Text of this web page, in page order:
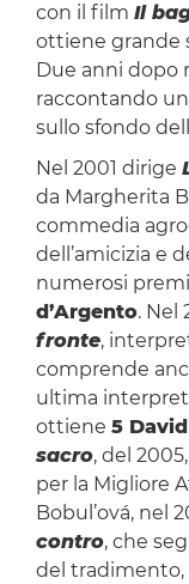
con il film Il
ottiene grande
Due anni dopo
raccontando
sullo sfondo
Nel 2001 dirige
da Margherita
commedia
dell’amicizia e
numerosi
d’Argento. Nel
fronte,
comprende
ultima
ottiene 5
sacro, del
per la Migliore
Bobul’ová, nel
contro, che
del tradimento,